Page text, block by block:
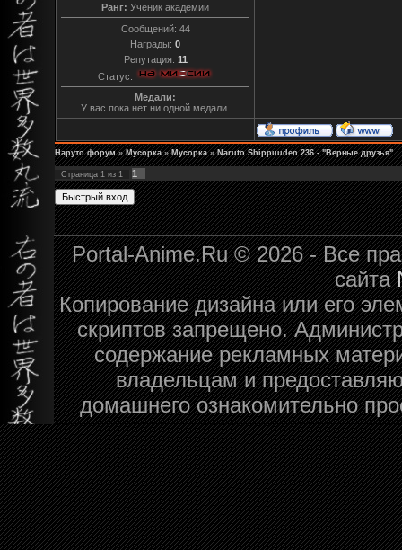
Ранг: Ученик академии
Сообщений: 44
Награды: 0
Репутация: 11
Статус:
Медали:
У вас пока нет ни одной медали.
Наруто форум » Мусорка » Мусорка » Naruto Shippuuden 236 - "Верные друзья"
Страница 1 из 1 1
Portal-Anime.Ru © 2026 - Все
сайта
Копирование дизайна или его
скриптов запрещено.
содержание рекламных
владельцам и
домашнего ознакомительно